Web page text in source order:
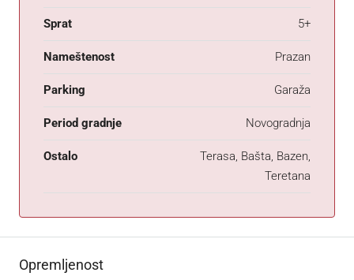
Sprat 5+
Nameštenost Prazan
Parking Garaža
Period gradnje Novogradnja
Ostalo
Terasa, Bašta, Bazen,
Teretana
Opremljenost